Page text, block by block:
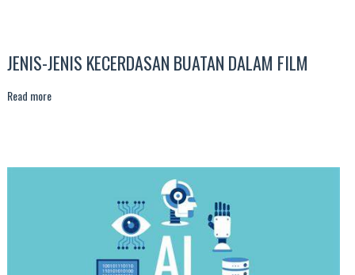
JENIS-JENIS KECERDASAN BUATAN DALAM FILM
Read more